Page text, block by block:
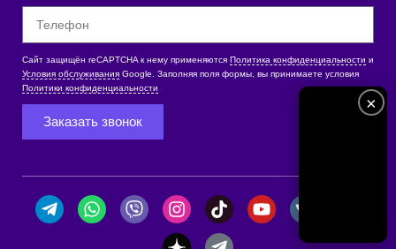
Сайт защищён reCAPTCHA к нему применяются Политика конфиденциальности и
Условия обслуживания Google. Заполняя поля формы, вы принимаете условия
Политики конфиденциальности
Заказать звонок
×